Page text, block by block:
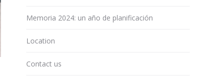
Memoria 2024: un año de planificación
Location
Contact us